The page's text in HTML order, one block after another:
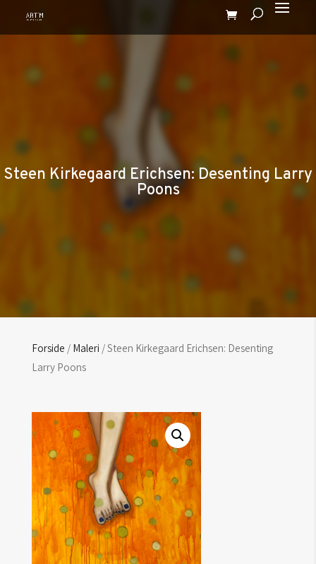
Steen Kirkegaard Erichsen: Desenting Larry
Poons
Forside / Maleri / Steen Kirkegaard Erichsen: Desenting
Larry Poons